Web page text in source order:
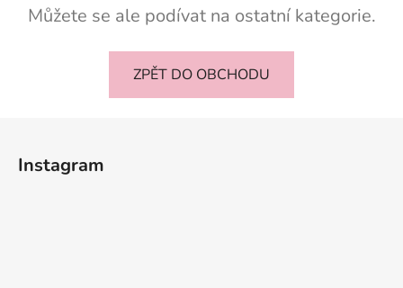
Můžete se ale podívat na ostatní kategorie.
ZPĚT DO OBCHODU
Instagram